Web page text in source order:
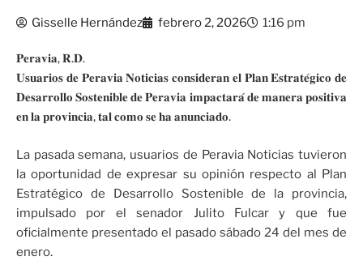
Gisselle Hernández febrero 2, 2026 1:16 pm
𝐏𝐞𝐫𝐚𝐯𝐢𝐚, 𝐑.𝐃.
𝐔𝐬𝐮𝐚𝐫𝐢𝐨𝐬 𝐝𝐞 𝐏𝐞𝐫𝐚𝐯𝐢𝐚 𝐍𝐨𝐭𝐢𝐜𝐢𝐚𝐬 𝐜𝐨𝐧𝐬𝐢𝐝𝐞𝐫𝐚𝐧 𝐞𝐥 𝐏𝐥𝐚𝐧 𝐄𝐬𝐭𝐫𝐚𝐭𝐞́𝐠𝐢𝐜𝐨 𝐝𝐞
𝐃𝐞𝐬𝐚𝐫𝐫𝐨𝐥𝐥𝐨 𝐒𝐨𝐬𝐭𝐞𝐧𝐢𝐛𝐥𝐞 𝐝𝐞 𝐏𝐞𝐫𝐚𝐯𝐢𝐚 𝐢𝐦𝐩𝐚𝐜𝐭𝐚𝐫𝐚́ 𝐝𝐞 𝐦𝐚𝐧𝐞𝐫𝐚 𝐩𝐨𝐬𝐢𝐭𝐢𝐯𝐚
𝐞𝐧 𝐥𝐚 𝐩𝐫𝐨𝐯𝐢𝐧𝐜𝐢𝐚, 𝐭𝐚𝐥 𝐜𝐨𝐦𝐨 𝐬𝐞 𝐡𝐚 𝐚𝐧𝐮𝐧𝐜𝐢𝐚𝐝𝐨.
La pasada semana, usuarios de Peravia Noticias tuvieron
la oportunidad de expresar su opinión respecto al Plan
Estratégico de Desarrollo Sostenible de la provincia,
impulsado por el senador Julito Fulcar y que fue
oficialmente presentado el pasado sábado 24 del mes de
enero.